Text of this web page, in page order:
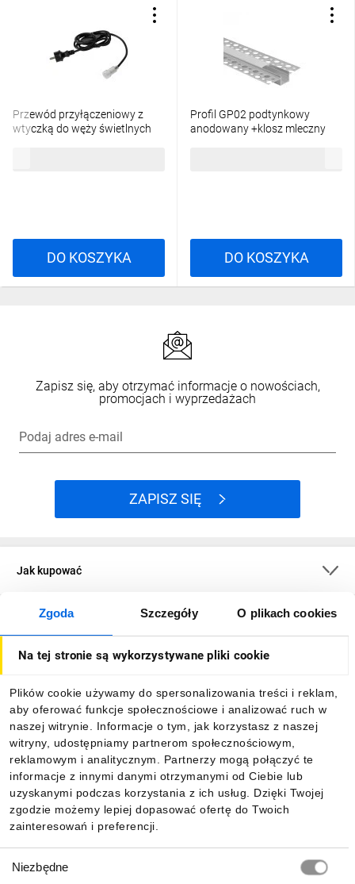
Zgoda Szczegóły O plikach cookies
Na tej stronie są wykorzystywane pliki cookie
Plików cookie używamy do spersonalizowania treści i reklam,
aby oferować funkcje społecznościowe i analizować ruch w
naszej witrynie. Informacje o tym, jak korzystasz z naszej
witryny, udostępniamy partnerom społecznościowym,
reklamowym i analitycznym. Partnerzy mogą połączyć te
informacje z innymi danymi otrzymanymi od Ciebie lub
uzyskanymi podczas korzystania z ich usług. Dzięki Twojej
zgodzie możemy lepiej dopasować ofertę do Twoich
zainteresowań i preferencji.
zgody
Niezbędne
Przewód przyłączeniowy z
wtyczką do węży świetlnych
DO KOSZYKA
Profil GP02 podtynkowy
anodowany +klosz mleczny
DO KOSZYKA
Zapisz się, aby otrzymać informacje o nowościach,
promocjach i wyprzedażach
Podaj adres e-mail
ZAPISZ SIĘ
Jak kupować
O firmie
Informacje
Pobierz naszą aplikację mobilną: